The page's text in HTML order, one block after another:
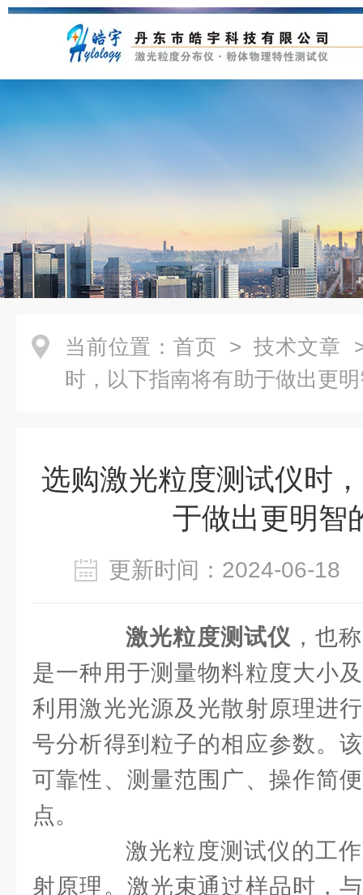
当前位置： 首页 > 技术文章
时，以下指南将有助于做出更
选购激光粒度测试仪时
于做出更明智
更新时间：2024-06-
激光粒度测试仪 ，也
是一种用于测量物料粒度大小
利用激光光源及光散射原理进
号分析得到粒子的相应参数。
可靠性、测量范围广、操作简
点。
激光粒度测试仪的工作
射原理。激光束通过样品时，